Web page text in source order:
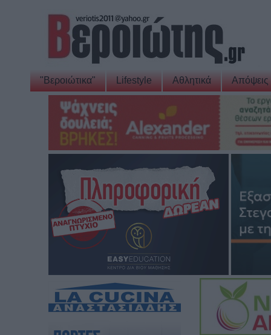
"Βεροιώτικα" Lifestyle Αθλητικά Απόψεις